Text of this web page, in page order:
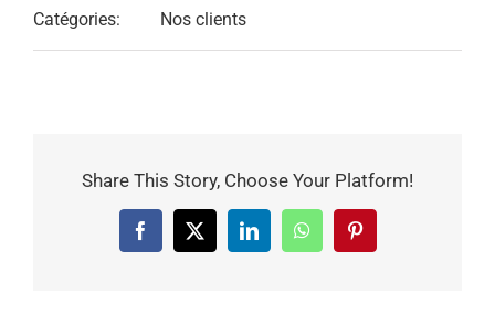
Catégories: Nos clients
Share This Story, Choose Your Platform!
Facebook
X LinkedInWhatsAppPinterest